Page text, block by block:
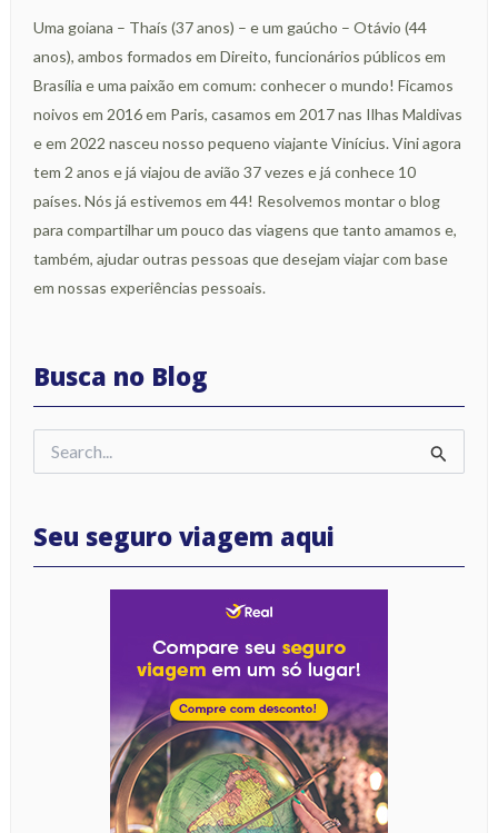
Uma goiana – Thaís (37 anos) – e um gaúcho – Otávio (44
anos), ambos formados em Direito, funcionários públicos em
Brasília e uma paixão em comum: conhecer o mundo! Ficamos
noivos em 2016 em Paris, casamos em 2017 nas Ilhas Maldivas
e em 2022 nasceu nosso pequeno viajante Vinícius. Vini agora
tem 2 anos e já viajou de avião 37 vezes e já conhece 10
países. Nós já estivemos em 44! Resolvemos montar o blog
para compartilhar um pouco das viagens que tanto amamos e,
também, ajudar outras pessoas que desejam viajar com base
em nossas experiências pessoais.
Busca no Blog
Pesquisar
por:
Seu seguro viagem aqui